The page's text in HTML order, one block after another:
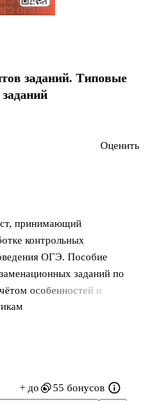
принимающий
контрольных
ОГЭ. Пособие
заданий по
особенностей и
экзамена, полностью
и кодификатору ОГЭ
навыков
в 9-м классе по химии в
заданий. Типовые
Оценить
+ до 55 бонусов